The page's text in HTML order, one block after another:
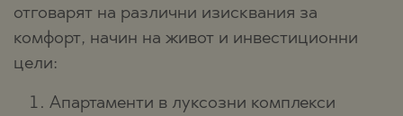
отговарят на различни изисквания за
комфорт, начин на живот и инвестиционни
цели:
Апартаменти в луксозни комплекси